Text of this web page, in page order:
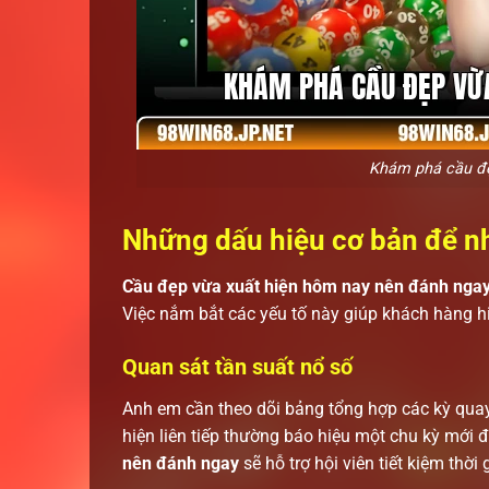
Khám phá cầu
Những dấu hiệu cơ bản để
Cầu đẹp vừa xuất hiện hôm nay nên đánh
Việc nắm bắt các yếu tố này giúp khách hàng
Quan sát tần suất nổ số
Anh em cần theo dõi bảng tổng hợp các kỳ
hiện liên tiếp thường báo hiệu một chu kỳ mới
nên đánh ngay sẽ hỗ trợ hội viên tiết kiệm thời